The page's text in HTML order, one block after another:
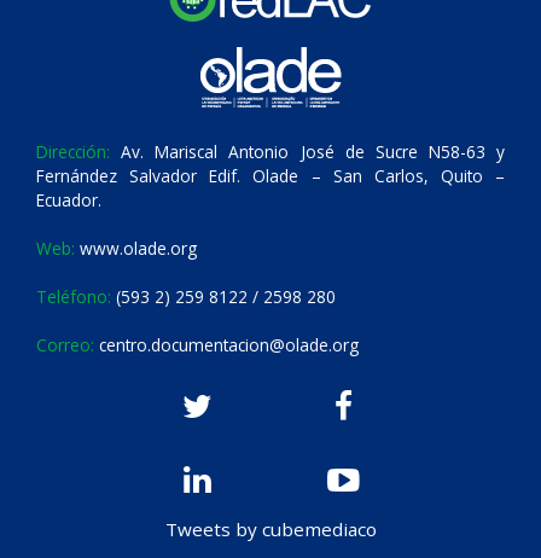
Dirección: Av. Mariscal Antonio José de Sucre N58-63 y
Fernández Salvador Edif. Olade – San Carlos, Quito –
Ecuador.
Web: www.olade.org
Teléfono: (593 2) 259 8122 / 2598 280
Correo: centro.documentacion@olade.org
Tweets by cubemediaco